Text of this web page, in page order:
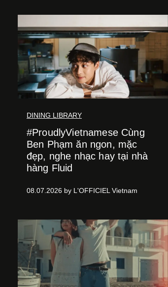
DINING LIBRARY
#ProudlyVietnamese Cùng
Ben Phạm ăn ngon, mặc
đẹp, nghe nhạc hay tại nhà
hàng Fluid
08.07.2026 by L'OFFICIEL Vietnam